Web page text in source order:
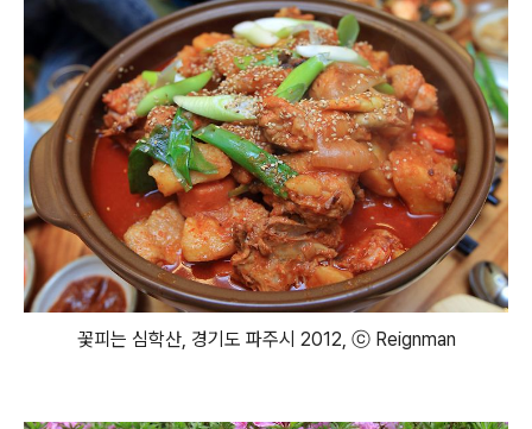
꽃피는 심학산, 경기도 파주시 2012, ⓒ Reignman